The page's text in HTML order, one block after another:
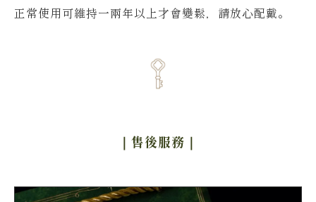
正常使用可維持一兩年以上才會變鬆，請放心配戴。
｜售後服務 ｜